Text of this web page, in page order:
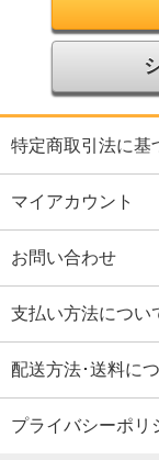
特定商取引法に基
マイアカウント
お問い合わせ
支払い方法につい
配送方法･送料に
プライバシーポリ